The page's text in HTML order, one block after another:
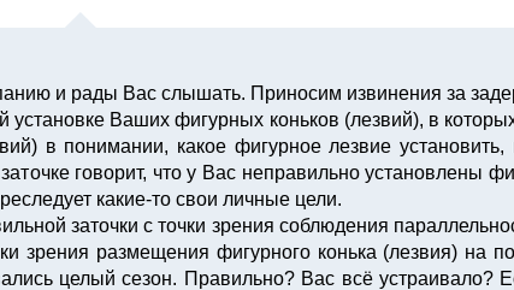
и рады Вас слышать. Приносим извинения за
Ваших фигурных коньков (лезвий), в
в понимании, какое фигурное лезвие установить,
говорит, что у Вас неправильно установлены
какие-то свои личные цели.
заточки с точки зрения соблюдения
зрения размещения фигурного конька (лезвия) на
целый сезон. Правильно? Вас всё устраивало?